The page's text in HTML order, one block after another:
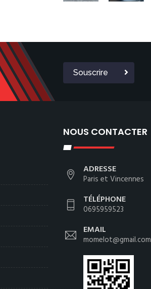
Souscrire
NOUS CONTACTER
ADRESSE
Paris et Vincennes
TÉLÉPHONE
0695959523
EMAIL
momelot@gmail.com